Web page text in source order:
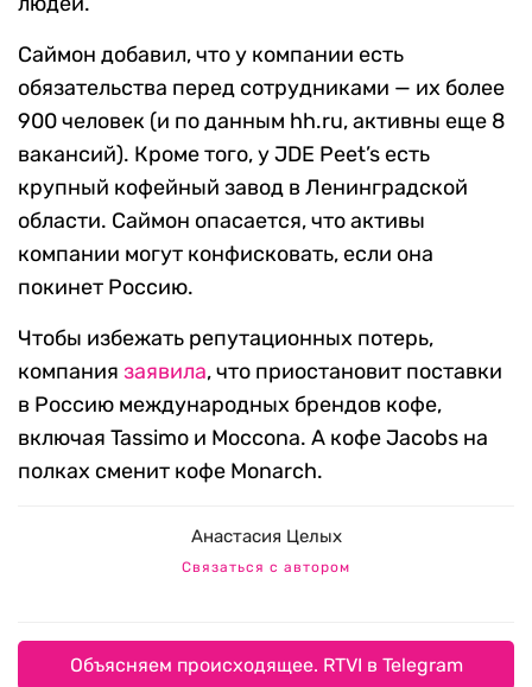
Саймон добавил, что у компании есть
обязательства перед сотрудниками — их более
900 человек (и по данным hh.ru, активны еще 8
вакансий). Кроме того, у JDE Peet’s есть
крупный кофейный завод в Ленинградской
области. Саймон опасается, что активы
компании могут конфисковать, если она
покинет Россию.
Чтобы избежать репутационных потерь,
компания заявила, что приостановит поставки
в Россию международных брендов кофе,
включая Tassimo и Moccona. А кофе Jacobs на
полках сменит кофе Monarch.
Анастасия Целых
Связаться с автором
Объясняем происходящее. RTVI в Telegram